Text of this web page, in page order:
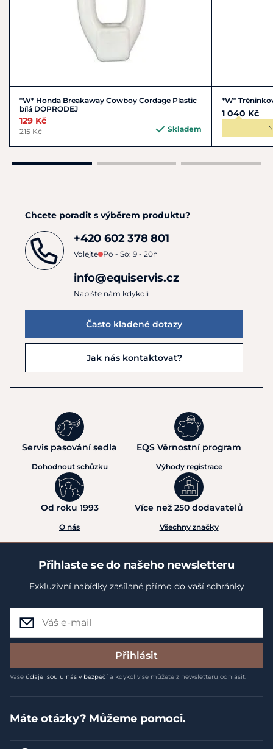
*W* Honda Breakaway Cowboy Cordage Plastic
bílá DOPRODEJ
129 Kč
215 Kč Skladem
*W*
1 040 Kč
Chcete poradit s výběrem produktu?
+420 602 378 801
Volejte Po - So: 9 - 20h
info@equiservis.cz
Napište nám kdykoli
Často kladené dotazy
Jak nás kontaktovat?
Servis pasování sedla
Dohodnout schůzku
EQS Věrnostní program
Výhody registrace
Od roku 1993
O nás
Více než 250 dodavatelů
Všechny značky
Přihlaste se do našeho newsletteru
Exkluzivní nabídky zasílané přímo do vaší schránky
Přihlásit
Vaše údaje jsou u nás v bezpečí a kdykoliv se můžete z newsletteru odhlásit.
Máte otázky? Můžeme pomoci.